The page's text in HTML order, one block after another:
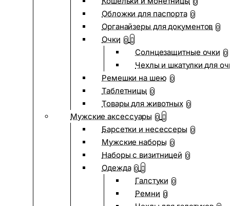
0
Обложки для паспорта 0
Органайзеры для документов 0
Очки 0
Солнцезащитные очки 0
Чехлы и шкатулки для
Ремешки на шею 0
Таблетницы 0
Товары для животных 0
Мужские аксессуары 0
Барсетки и несессеры 0
Мужские наборы 0
Наборы с визитницей 0
Одежда 0
Галстуки 0
Ремни 0